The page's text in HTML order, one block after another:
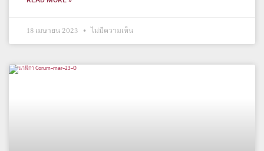
18 เมษายน 2023 ไม่มีความเห็น